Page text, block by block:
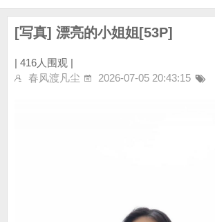
[写真] 漂亮的小姐姐[53P]
| 416人围观 |
春风渡凡尘
2026-07-05 20:43:15